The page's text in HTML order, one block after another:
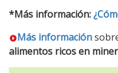
*Más información:
Más información
alimentos ricos en